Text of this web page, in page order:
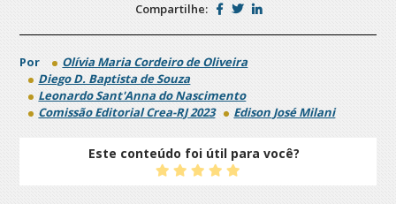
Compartilhe:
Por
Olívia Maria Cordeiro de Oliveira
Diego D. Baptista de Souza
Leonardo Sant'Anna do Nascimento
Comissão Editorial Crea-RJ 2023
Edison José Milani
Este conteúdo foi útil para você?